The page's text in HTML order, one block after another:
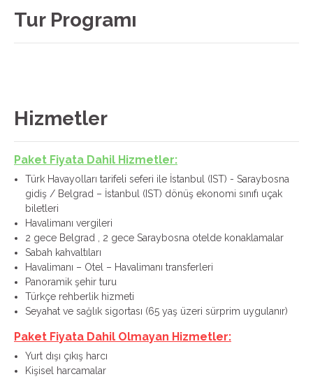
Tur Programı
Hizmetler
Paket Fiyata Dahil Hizmetler:
Türk Havayolları tarifeli seferi ile İstanbul (IST) - Saraybosna
gidiş / Belgrad – İstanbul (IST) dönüş ekonomi sınıfı uçak
biletleri
Havalimanı vergileri
2 gece Belgrad , 2 gece Saraybosna otelde konaklamalar
Sabah kahvaltıları
Havalimanı – Otel – Havalimanı transferleri
Panoramik şehir turu
Türkçe rehberlik hizmeti
Seyahat ve sağlık sigortası (65 yaş üzeri sürprim uygulanır)
Paket Fiyata Dahil Olmayan Hizmetler:
Yurt dışı çıkış harcı
Kişisel harcamalar